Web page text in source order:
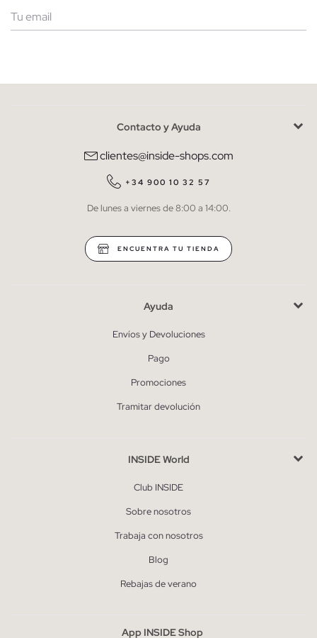
He leído y entiendo lapolítica de privacidad
QUIERO SUSCRIBIRME
* Puedes cancelar la suscripción en cualquier momento.
Contacto y Ayuda
clientes@inside-shops.com
+34 900 10 32 57
De lunes a viernes de 8:00 a 14:00.
ENCUENTRA TU TIENDA
Ayuda
Envíos y Devoluciones
Pago
Promociones
Tramitar devolución
INSIDE World
Club INSIDE
Sobre nosotros
Trabaja con nosotros
Blog
Rebajas de verano
App INSIDE Shop